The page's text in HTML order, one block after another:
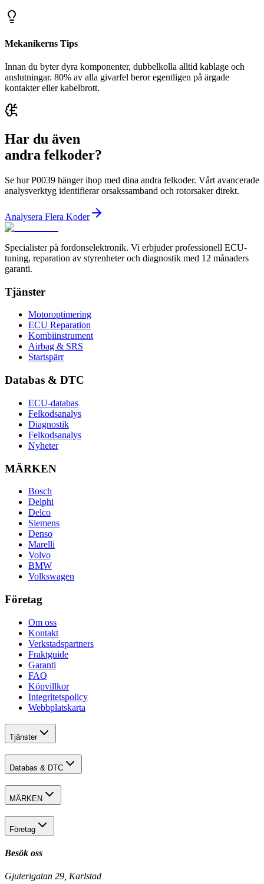
Mekanikerns Tips
Innan du byter dyra komponenter, dubbelkolla alltid kablage och
anslutningar. 80% av alla givarfel beror egentligen på ärgade
kontakter eller kabelbrott.
Har du även
andra felkoder?
Se hur P0039 hänger ihop med dina andra felkoder. Vårt avancerade
analysverktyg identifierar orsakssamband och rotorsaker direkt.
Analysera Flera Koder
Specialister på fordonselektronik. Vi erbjuder professionell ECU-
tuning, reparation av styrenheter och diagnostik med 12 månaders
garanti.
Tjänster
Motoroptimering
ECU Reparation
Kombiinstrument
Airbag & SRS
Startspärr
Databas & DTC
ECU-databas
Felkodsanalys
Diagnostik
Felkodsanalys
Nyheter
MÄRKEN
Bosch
Delphi
Delco
Siemens
Denso
Marelli
Volvo
BMW
Volkswagen
Företag
Om oss
Kontakt
Verkstadspartners
Fraktguide
Garanti
FAQ
Köpvillkor
Integritetspolicy
Webbplatskarta
Tjänster
Databas & DTC
MÄRKEN
Företag
Besök oss
Gjuterigatan 29, Karlstad